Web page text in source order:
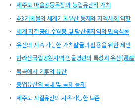
제주도 마을공동목장의 농업유산적 가치
4·3기록물의 세계기록유산 등재와 지역사회 역할
세계 지질공원 수월봉 및 당산봉지역의 민속식물
유산의 지속 가능한 가치발굴과 활용을 위한 제언
한라산국립공원지역 인물경관의 특성과 유산(遺
북극에서 기후의 유산
종업유산의 국내 및 국제 등재
제주도 지질유산의 지속가능한 보존